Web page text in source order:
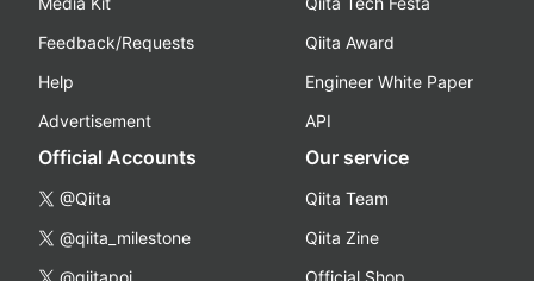
Feedback/Requests
Help
Advertisement
Qiita Award
Engineer White Paper
API
Official Accounts
@Qiita
@qiita_milestone
@qiitapoi
Our service
Qiita Team
Qiita Zine
Official Shop